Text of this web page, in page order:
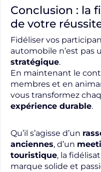
Conclusion : la
de votre
Fidéliser vos
automobile n’est pas
stratégique.
En maintenant le
membres et en
vous transformez
expérience durable.
Qu’il s’agisse d’un
anciennes, d’un
touristique, la
marque solide et